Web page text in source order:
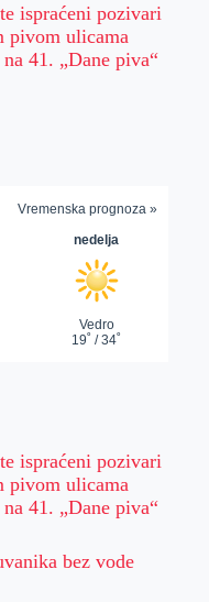
ispraćeni pozivari
pivom ulicama
41. „Dane piva“
ispraćeni pozivari
pivom ulicama
41. „Dane piva“
bez vode